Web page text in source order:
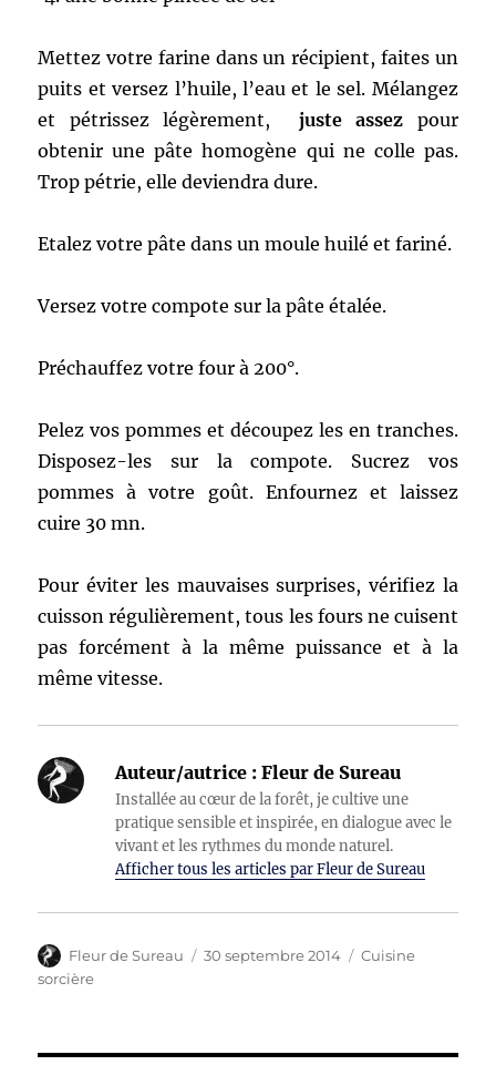
Mettez votre farine dans un récipient, faites un
puits et versez l’huile, l’eau et le sel. Mélangez
et pétrissez légèrement, juste assez pour
obtenir une pâte homogène qui ne colle pas.
Trop pétrie, elle deviendra dure.
Etalez votre pâte dans un moule huilé et fariné.
Versez votre compote sur la pâte étalée.
Préchauffez votre four à 200°.
Pelez vos pommes et découpez les en tranches.
Disposez-les sur la compote. Sucrez vos
pommes à votre goût. Enfournez et laissez
cuire 30 mn.
Pour éviter les mauvaises surprises, vérifiez la
cuisson régulièrement, tous les fours ne cuisent
pas forcément à la même puissance et à la
même vitesse.
Auteur/autrice : Fleur de Sureau
Installée au cœur de la forêt, je cultive une
pratique sensible et inspirée, en dialogue avec le
vivant et les rythmes du monde naturel.
Afficher tous les articles par Fleur de Sureau
Auteur
Fleur de Sureau
Publié
30 septembre 2014 Catégories
Cuisine
sorcière